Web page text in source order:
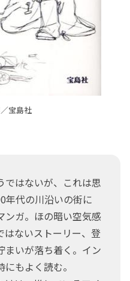
宝島社
はないが、これは思
年代の川沿いの街に
ンガ。ほの暗い空気感
はないストーリー、登
まいが落ち着く。イン
もよく読む。